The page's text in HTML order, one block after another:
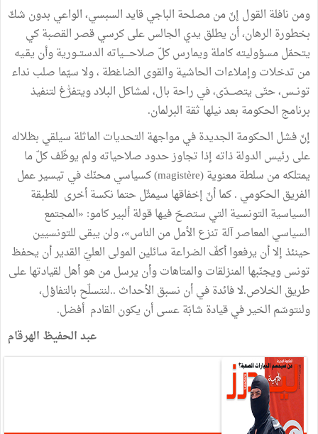
ومن نافلة القول إنّمنمصلحة الباجيقايدالسبسي،الواعي بدون شكّ
بخطورة الرهان،أن يطلق يدي الجالسعلىكرسيقصرالقصبةكي
يتحمّلمسؤوليتهكاملةويمارسكلّ صلاحــــياته الدستــوريةوأن يقـيه
من تدخلاتوإملاءات الحاشيةوالقوى الضاغطة ،ولاسيّما صلب نداء
تونــس،حتّى يتصـــدّى،في راحة بال،لمشاكل البلادويتفرّٰغ لتنفيذ
برنامج الحكومة بعدنيلها ثقة البرلمان.
إنّفشل الحكومة الجديدةفيمواجهة التحديات الماثلة سيلقي بظلاله
على رئيس الدولةذاته إذا تجاوزحدودصلاحياتهولم يوظّفكلّما
يمتلكهمن سلطةمعنوية(
magistère
)كسياسيمحنّكفي تيسيرعمل
الفريق الحكومي .كماأنّ إخفاقها سيمثّلحتما نكسةأخرى للطبقة
السياسية التونسية التي ستصحّفيهاقولةألبيركامو:
«المجتمع
السياسي المعاصرآلة تنزع الأملمن الناس»،ولن يبقى للتونسيين
حينئذإلاأن يرفعواأكفّ الضراعة سائلين المولى العليّ القديرأن يحفظ
تونسويجنّبها المنزلقاتوالمتاهاتوأن يرسلمن هوأهل لقيادتهاعلى
طريق الخلاص.لافائدةفيأن نسبق الأحداث ..لنتسلّح بالتفاؤل،
ولنتوسّم الخيرفيقيادة شابّةعسىأن يكون القادم أفضل.
عبد الحفيظ الهرقام